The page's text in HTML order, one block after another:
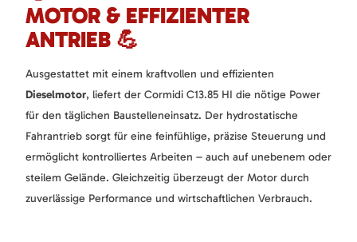
MOTOR & EFFIZIENTER
ANTRIEB 💪
Ausgestattet mit einem kraftvollen und effizienten
Dieselmotor, liefert der Cormidi C13.85 HI die nötige Power
für den täglichen Baustelleneinsatz. Der hydrostatische
Fahrantrieb sorgt für eine feinfühlige, präzise Steuerung und
ermöglicht kontrolliertes Arbeiten – auch auf unebenem oder
steilem Gelände. Gleichzeitig überzeugt der Motor durch
zuverlässige Performance und wirtschaftlichen Verbrauch.